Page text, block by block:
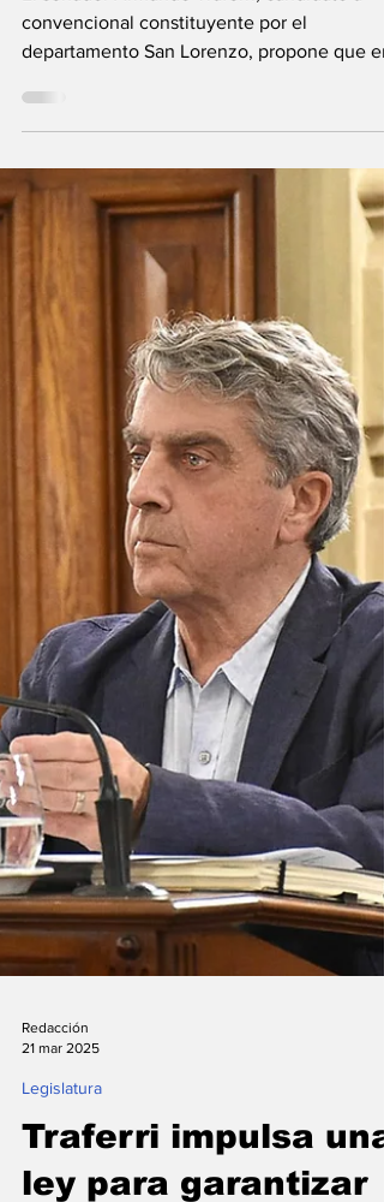
afirmó Traferri
El senador Armando Traferri, candidato a
convencional constituyente por el
la reforma de la...
Redacción
21 mar 2025